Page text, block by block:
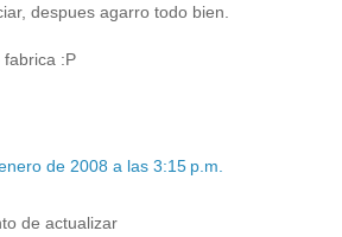
despues agarro todo bien.
fabrica :P
de 2008 a las 3:15 p.m.
de actualizar